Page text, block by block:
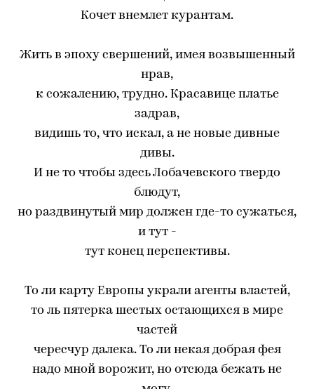
Кочет внемлет курантам.
Жить в эпоху свершений, имея возвышенный
нрав,
к сожалению, трудно. Красавице платье
задрав,
видишь то, что искал, а не новые дивные
дивы.
И не то чтобы здесь Лобачевского твердо
блюдут,
но раздвинутый мир должен где-то сужаться,
и тут -
тут конец перспективы.
То ли карту Европы украли агенты властей,
то ль пятерка шестых остающихся в мире
частей
чересчур далека. То ли некая добрая фея
надо мной ворожит, но отсюда бежать не